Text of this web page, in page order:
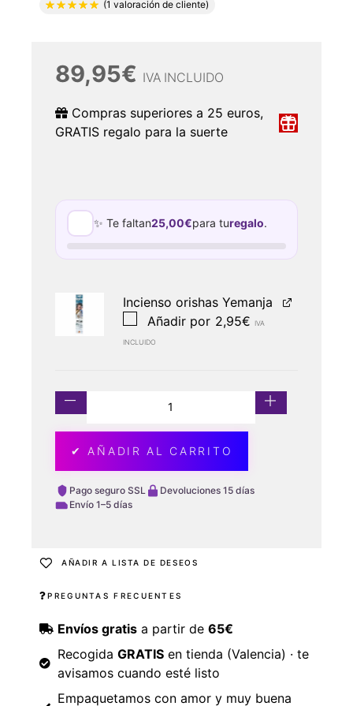
Valorado con5.00
(1 valoración de cliente)
89,95€ IVA INCLUIDO
Compras superiores a 25 euros,
GRATIS regalo para la suerte
✨ Te faltan25,00€para turegalo.
Incienso orishas Yemanja
Añadir por 2,95€ IVA
INCLUIDO
✔ AÑADIR AL CARRITO
Pago seguro SSL
Devoluciones 15 días
Envío 1–5 días
AÑADIR A LISTA DE DESEOS
PREGUNTAS FRECUENTES
Envíos gratisa partir de 65€
Recogida GRATISen tienda (Valencia) · te
avisamos cuando esté listo
Empaquetamos con amor y muy buena